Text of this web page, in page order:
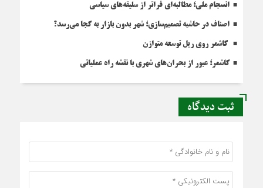
انسجام ملی؛ مطالبه‌ای فراتر از سلیقه‌های سیاسی
اصناف در حاشیه تصمیم‌سازی؛ شهر بدون بازار به کجا می‌رسد؟
کاشمر روی ریل توسعه متوازن
کاشمر؛ عبور از بحران‌های شهری با نقشه راه عملیاتی
ثبت دیدگاه